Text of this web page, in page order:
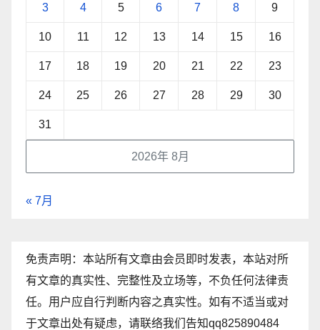
2026年 8月
3 4 5 6 7 8 9
10 11 12 13 14 15 16
17 18 19 20 21 22 23
24 25 26 27 28 29 30
31
« 7月
免责声明：本站所有文章由会员即时发表，本站对所
有文章的真实性、完整性及立场等，不负任何法律责
任。用户应自行判断内容之真实性。如有不适当或对
于文章出处有疑虑，请联络我们告知qq825890484